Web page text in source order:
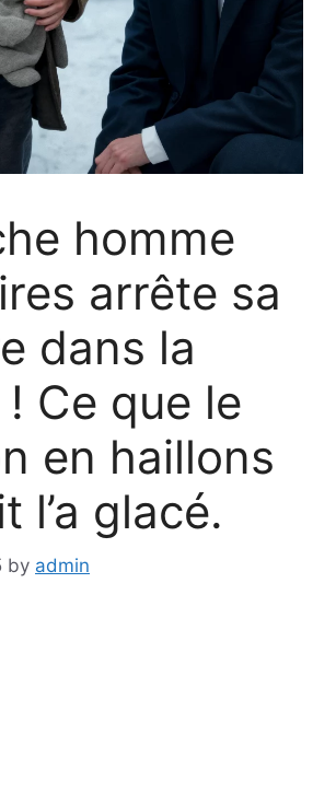
homme
arrête sa
dans la
Ce que le
en haillons
l’a glacé.
by admin